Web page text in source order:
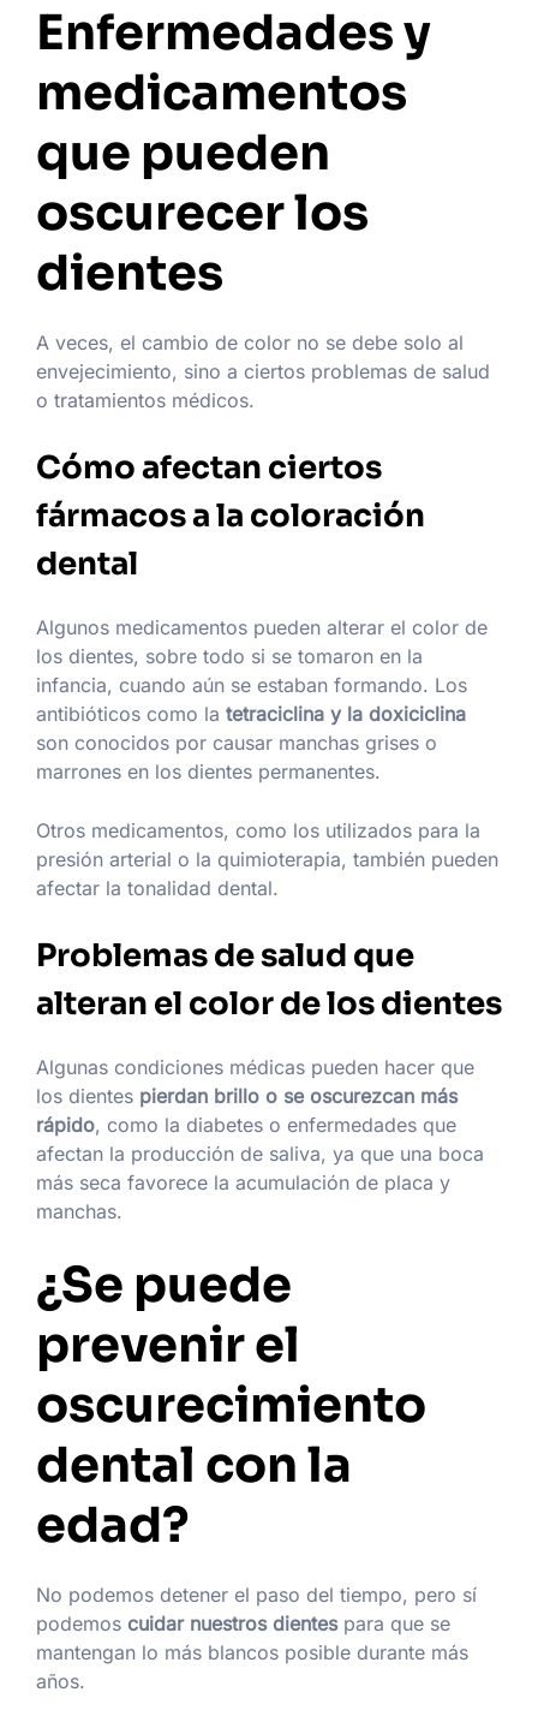
Enfermedades y
medicamentos
que pueden
oscurecer los
dientes
A veces, el cambio de color no se debe solo al
envejecimiento, sino a ciertos problemas de salud
o tratamientos médicos.
Cómo afectan ciertos
fármacos a la coloración
dental
Algunos medicamentos pueden alterar el color de
los dientes, sobre todo si se tomaron en la
infancia, cuando aún se estaban formando. Los
antibióticos como la tetraciclina y la doxiciclina
son conocidos por causar manchas grises o
marrones en los dientes permanentes.
Otros medicamentos, como los utilizados para la
presión arterial o la quimioterapia, también pueden
afectar la tonalidad dental.
Problemas de salud que
alteran el color de los dientes
Algunas condiciones médicas pueden hacer que
los dientes pierdan brillo o se oscurezcan más
rápido, como la diabetes o enfermedades que
afectan la producción de saliva, ya que una boca
más seca favorece la acumulación de placa y
manchas.
¿Se puede
prevenir el
oscurecimiento
dental con la
edad?
No podemos detener el paso del tiempo, pero sí
podemos cuidar nuestros dientespara que se
mantengan lo más blancos posible durante más
años.